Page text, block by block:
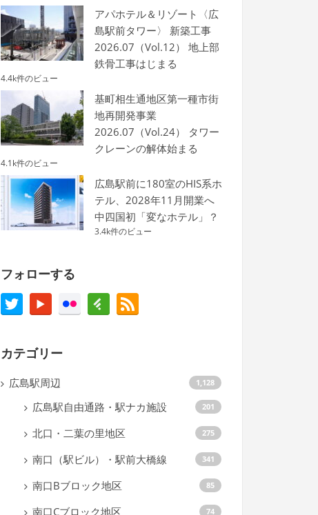
アパホテル＆リゾート〈広
島駅前タワー〉 新築工事
2026.07（Vol.12） 地上部
鉄骨工事はじまる
4.4k件のビュー
基町相生通地区第一種市街
地再開発事業
2026.07（Vol.24） タワー
クレーンの解体始まる
4.1k件のビュー
広島駅前に180室のHIS系ホ
テル、2028年11月開業へ
中四国初「変なホテル」？
3.4k件のビュー
フォローする
カテゴリー
広島駅周辺 1,128
広島駅自由通路・駅ナカ施設 201
北口・二葉の里地区 275
南口（駅ビル）・駅前大橋線 341
南口Bブロック地区 85
南口Cブロック地区 74